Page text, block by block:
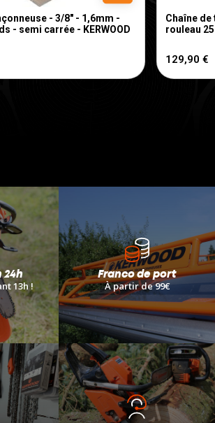
Ajouter au panier
- 3/8" - 1,6mm -
- semi carrée - KERWOOD
Chaîne
rouleau
129,90 €
24h
13h !
Franco de port
Àpartir de 99€